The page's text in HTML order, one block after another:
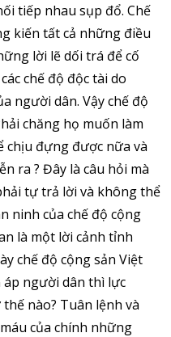
tiếp nhau sụp đổ. Chế
kiến tất cả những điều
lời lẽ dối trá để cố
chế độ độc tài do
người dân. Vậy chế độ
chăng họ muốn làm
chịu đựng được nữa và
ra ? Đây là câu hỏi mà
tự trả lời và không thể
ninh của chế độ cộng
là một lời cảnh tỉnh
chế độ cộng sản Việt
người dân thì lực
nào? Tuân lệnh và
của chính những